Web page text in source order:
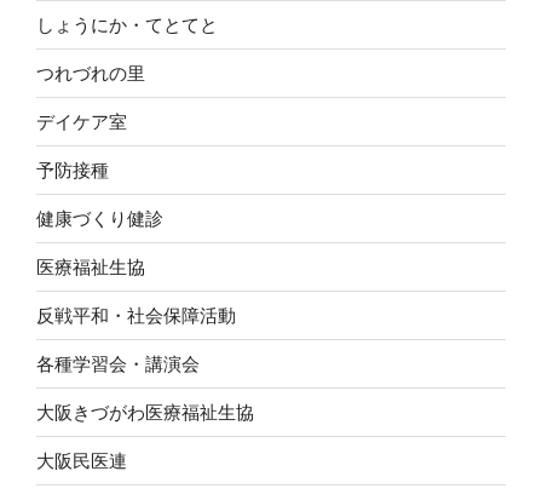
しょうにか・てとてと
つれづれの里
デイケア室
予防接種
健康づくり健診
医療福祉生協
反戦平和・社会保障活動
各種学習会・講演会
大阪きづがわ医療福祉生協
大阪民医連